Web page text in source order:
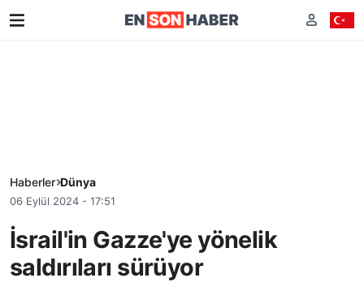
Haberler Dünya
06 Eylül 2024 - 17:51
İsrail'in Gazze'ye yönelik
saldırıları sürüyor